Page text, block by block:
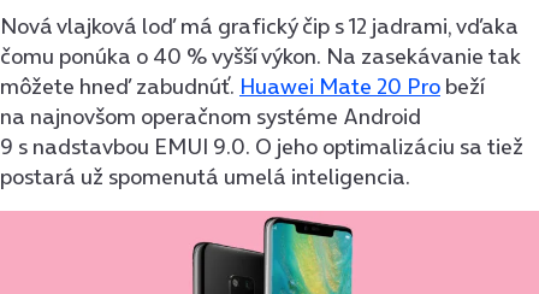
Nová vlajková loď má grafický čip s 12 jadrami, vďaka
čomu ponúka o 40 % vyšší výkon. Na zasekávanie tak
môžete hneď zabudnúť. Huawei Mate 20 Pro beží
na najnovšom operačnom systéme Android
9 s nadstavbou EMUI 9.0. O jeho optimalizáciu sa tiež
postará už spomenutá umelá inteligencia.